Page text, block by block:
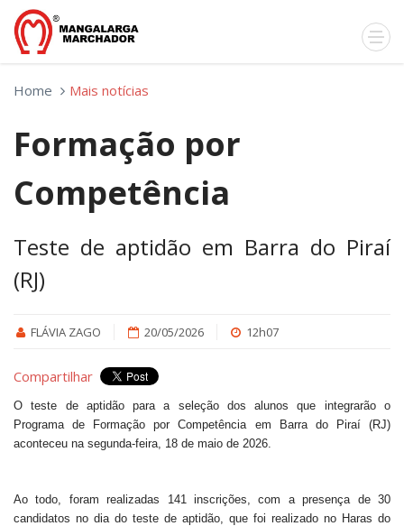
Home Mais notícias
Formação por
Competência
Teste de aptidão em Barra do Piraí
(RJ)
FLÁVIA ZAGO 20/05/2026 12h07
Compartilhar
O teste de aptidão para a seleção dos alunos que integrarão o
Programa de Formação por Competência em Barra do Piraí (RJ)
aconteceu na segunda-feira, 18 de maio de 2026.
Ao todo, foram realizadas 141 inscrições, com a presença de 30
candidatos no dia do teste de aptidão, que foi realizado no Haras do